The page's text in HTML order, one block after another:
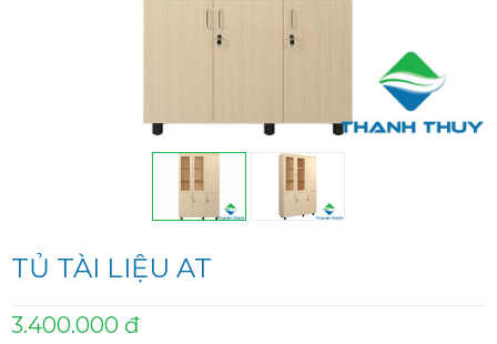
TỦ TÀI LIỆU AT
3.400.000 đ